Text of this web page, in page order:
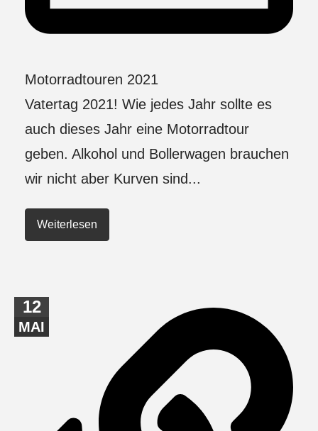
Motorradtouren 2021
Vatertag 2021! Wie jedes Jahr sollte es
auch dieses Jahr eine Motorradtour
geben. Alkohol und Bollerwagen brauchen
wir nicht aber Kurven sind...
Weiterlesen
12
MAI